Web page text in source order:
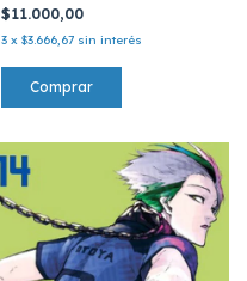
$11.000,00
3 x $3.666,67 sin interés